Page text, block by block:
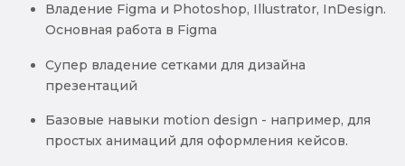
Владение Figma и Photoshop, Illustrator, InDesign.
Основная работа в Figma
Супер владение сетками для дизайна
презентаций
Базовые навыки motion design - например, для
простых анимаций для оформления кейсов.